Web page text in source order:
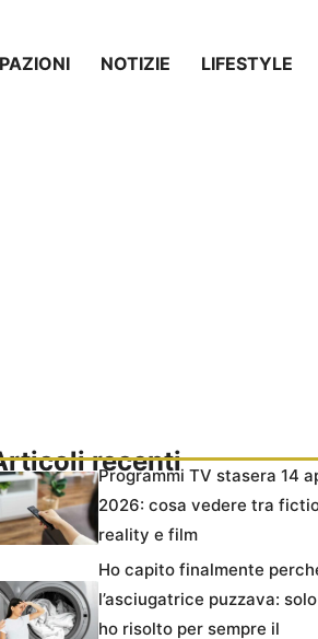
NOTIZIE LIFESTYLE
recenti
Programmi TV stasera 14
2026: cosa vedere tra
reality e film
Ho capito finalmente
l’asciugatrice puzzava:
ho risolto per sempre il